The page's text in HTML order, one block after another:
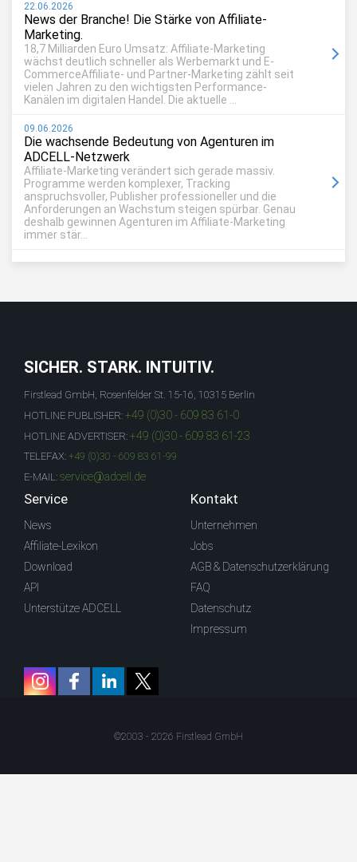
22.06.2026
News der Branche! Die Stärke von Affiliate-
Marketing.
18,7 Milliarden Euro Umsatz: Affiliate-Marketing
wächst deutlich schneller als Werbemarkt und E-
CommerceAffiliate- und Partner-Marketing zählt seit
vielen Jahren zu den wichtigsten Performance-
Kanälen im digitalen Handel. Die aktuelle ...
09.06.2026
Die wachsende Bedeutung von Agenturen im
ADCELL-Netzwerk
Affiliate-Marketing verändert sich gerade massiv.
Programme werden komplexer, Tracking
anspruchsvoller, Publisher professioneller und die
Anforderungen an Wachstum steigen spürbar. Genau
deshalb gewinnen Agenturen im Affiliate-Marketing
immer stär...
SICHER. STARK. INTUITIV.
Firstlead GmbH, Rosenfelder St. 15-16, 10315 Berlin
HOTLINE PUBLISHER: +49 (0)30 - 609 83 61-0
HOTLINE ADVERTISER: +49 (0)30 - 609 83 61-23
TELEFAX: +49 (0)30 - 609 83 61-99
E-MAIL: service@adcell.de
Service
News
Affiliate-Lexikon
Download
API
Unterstütze ADCELL
Kontakt
Unternehmen
Jobs
AGB & Datenschutzerklärung
FAQ
Datenschutz
Impressum
©2003 - 2026 Firstlead GmbH